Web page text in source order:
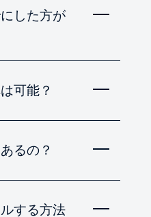
した方が
可能？
るの？
する方法